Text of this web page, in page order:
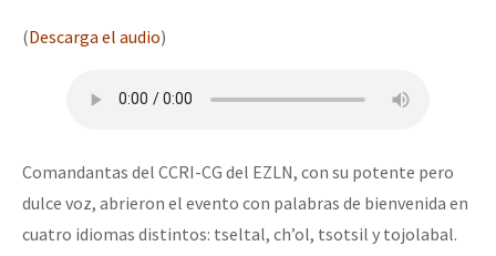
COVID-19
(Descarga el audio)
Comandantas del CCRI-CG del EZLN, con su potente pero
dulce voz, abrieron el evento con palabras de bienvenida en
cuatro idiomas distintos: tseltal, ch’ol, tsotsil y tojolabal.